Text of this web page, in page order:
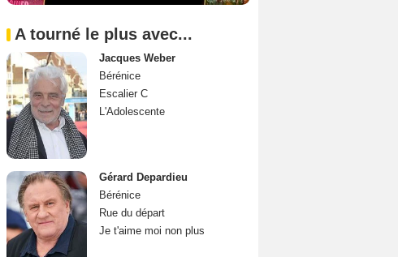
A tourné le plus avec...
Jacques Weber
Bérénice
Escalier C
L'Adolescente
Gérard Depardieu
Bérénice
Rue du départ
Je t'aime moi non plus